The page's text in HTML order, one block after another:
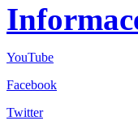
YouTube
Facebook
Twitter